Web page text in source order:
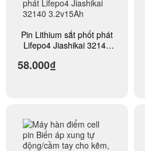
Pin Lithium sắt phốt phát
Lifepo4 Jiashikai 32140
58.000₫